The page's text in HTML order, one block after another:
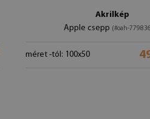
Akrilkép
Apple csepp (#oah-
méret -tól: 100x50